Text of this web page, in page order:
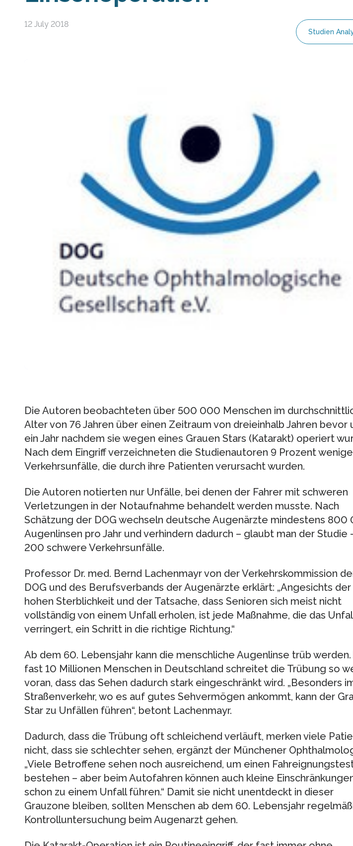
12 July 2018
Studien
Die Autoren beobachteten über 500 000 Menschen im
Alter von 76 Jahren über einen Zeitraum von dreieinhalb Jahren bevor
ein Jahr nachdem sie wegen eines Grauen Stars (Katarakt) operiert
Nach dem Eingriff verzeichneten die Studienautoren 9 Prozent
Verkehrsunfälle, die durch ihre Patienten verursacht wurden.
Die Autoren notierten nur Unfälle, bei denen der Fahrer mit schweren
Verletzungen in der Notaufnahme behandelt werden musste. Nach
Schätzung der DOG wechseln deutsche Augenärzte mindestens 800
Augenlinsen pro Jahr und verhindern dadurch – glaubt man der Studie
200 schwere Verkehrsunfälle.
Professor Dr. med. Bernd Lachenmayr von der Verkehrskommission
DOG und des Berufsverbands der Augenärzte erklärt: „Angesichts der
hohen Sterblichkeit und der Tatsache, dass Senioren sich meist nicht
vollständig von einem Unfall erholen, ist jede Maßnahme, die das
verringert, ein Schritt in die richtige Richtung.“
Ab dem 60. Lebensjahr kann die menschliche Augenlinse trüb werden.
fast 10 Millionen Menschen in Deutschland schreitet die Trübung so
voran, dass das Sehen dadurch stark eingeschränkt wird. „Besonders
Straßenverkehr, wo es auf gutes Sehvermögen ankommt, kann der
Star zu Unfällen führen“, betont Lachenmayr.
Dadurch, dass die Trübung oft schleichend verläuft, merken viele
nicht, dass sie schlechter sehen, ergänzt der Münchener
„Viele Betroffene sehen noch ausreichend, um einen
bestehen – aber beim Autofahren können auch kleine
schon zu einem Unfall führen.“ Damit sie nicht unentdeckt in dieser
Grauzone bleiben, sollten Menschen ab dem 60. Lebensjahr
Kontrolluntersuchung beim Augenarzt gehen.